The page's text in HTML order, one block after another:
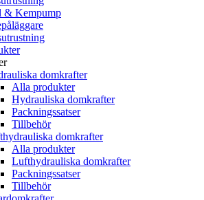
& Kempump
domkrafter
Alla produkter
Hydrauliska domkrafter
Packningssatser
Tillbehör
domkrafter
Alla produkter
Lufthydrauliska domkrafter
Packningssatser
Tillbehör